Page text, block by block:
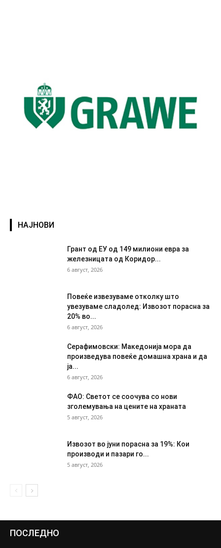
НАЈНОВИ
Грант од ЕУ од 149 милиони евра за
железницата од Коридор...
6 август, 2026
Повеќе извезуваме отколку што
увезуваме сладолед: Извозот порасна за
20% во...
6 август, 2026
Серафимовски: Македонија мора да
произведува повеќе домашна храна и да
ја...
6 август, 2026
ФАО: Светот се соочува со нови
зголемувања на цените на храната
5 август, 2026
Извозот во јуни порасна за 19%: Кои
производи и пазари го...
5 август, 2026
ПОСЛЕДНО